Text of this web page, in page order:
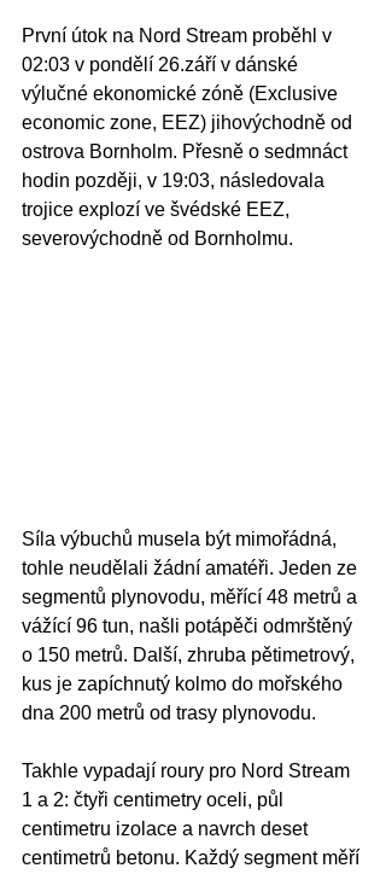
První útok na Nord Stream proběhl v
02:03 v pondělí 26.září v dánské
výlučné ekonomické zóně (Exclusive
economic zone, EEZ) jihovýchodně od
ostrova Bornholm. Přesně o sedmnáct
hodin později, v 19:03, následovala
trojice explozí ve švédské EEZ,
severovýchodně od Bornholmu.
Síla výbuchů musela být mimořádná,
tohle neudělali žádní amatéři. Jeden ze
segmentů plynovodu, měřící 48 metrů a
vážící 96 tun, našli potápěči odmrštěný
o 150 metrů. Další, zhruba pětimetrový,
kus je zapíchnutý kolmo do mořského
dna 200 metrů od trasy plynovodu.
Takhle vypadají roury pro Nord Stream
1 a 2: čtyři centimetry oceli, půl
centimetru izolace a navrch deset
centimetrů betonu. Každý segment měří